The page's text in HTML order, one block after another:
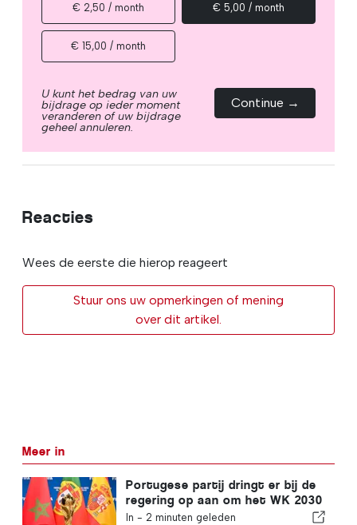
€ 2,50 / month € 5,00 / month
€ 15,00 / month
U kunt het bedrag van uw
bijdrage op ieder moment
veranderen of uw bijdrage
geheel annuleren.
Continue →
Reacties
Wees de eerste die hierop reageert
Stuur ons uw opmerkingen of mening
over dit artikel.
Meer in
Portugese partij dringt er bij de
regering op aan om het WK 2030
in Marokko te heroverwegen
In - 2 minuten geleden